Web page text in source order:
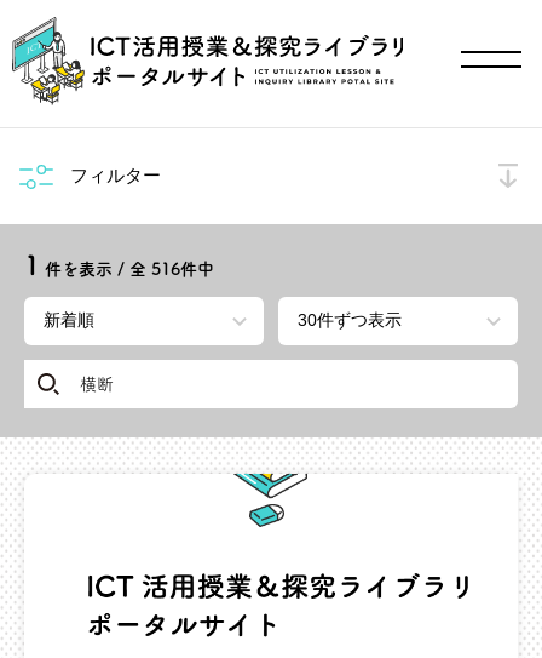
フィルター
1 件を表示 / 全 516件中